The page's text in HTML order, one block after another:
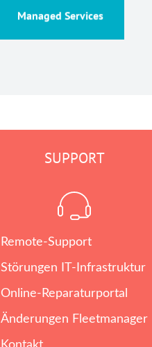
Managed Services
SUPPORT
Remote-Support
Störungen IT-Infrastruktur
Online-Reparaturportal
Änderungen Fleetmanager